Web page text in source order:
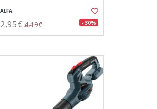
ALFA
2,95€ 4,19€ - 30%